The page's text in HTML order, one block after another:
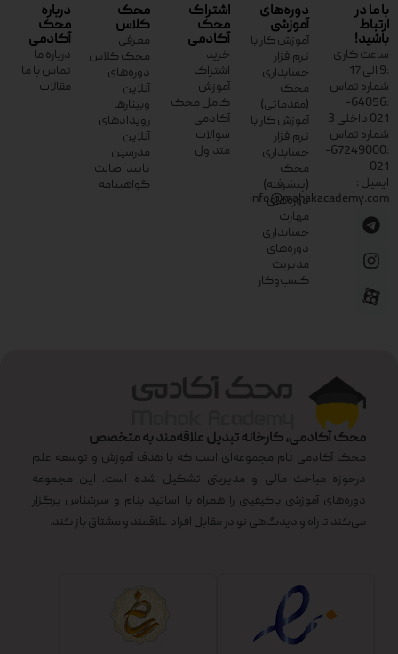
با ما در
ارتباط
باشید!
ساعت کاری
:9 الی 17
شماره تماس
:64056-
021 داخلی 3
شماره تماس
:67249000-
021
ایمیل :
info@mahakacademy.com
دوره‌های
آموزشی
آموزش کار با
نرم‌افزار
حسابداری
محک
(مقدماتی)
آموزش کار با
نرم‌افزار
حسابداری
محک
(پیشرفته)
دوره‌های
مهارت
حسابداری
دوره‌های
مدیریت
کسب‌وکار
اشتراک
محک
آکادمی
خرید
اشتراک
آموزش
کامل محک
آکادمی
سوالات
متداول
محک
کلاس
معرفی
محک کلاس
دوره‌های
آنلاین
وبینارها
رویدادهای
آنلاین
مدرسین
تایید اصالت
گواهینامه
درباره
محک
آکادمی
درباره ما
تماس با ما
مقالات
محک آکادمی، کارخانه تبدیل علاقه‌مند به متخصص
محک آکادمی نام مجموعه‌ای است که با هدف آموزش و توسعه علم
درحوزه مباحث مالی و مدیریتی تشکیل شده است. این مجموعه
دوره‌های آموزشی باکیفیتی را همراه با اساتید بنام و سرشناس برگزار
می‌کند تا راه و دیدگاهی نو در مقابل افراد علاقمند و مشتاق باز کند.